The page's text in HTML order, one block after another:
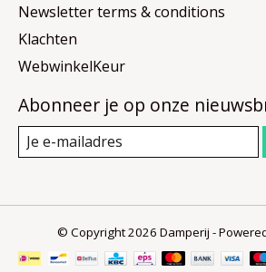
Newsletter terms & conditions
Klachten
WebwinkelKeur
Abonneer je op onze
© Copyright 2026 Damperij -